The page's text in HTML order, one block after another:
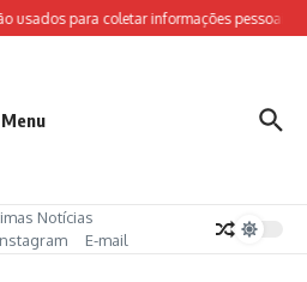
usados para coletar informações pessoais e
Menu
Notícias
E-mail